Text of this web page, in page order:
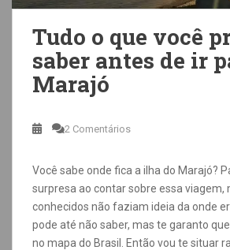
Tudo o que você
saber antes de ir
Marajó
2 Comentários
Você sabe onde fica a ilha do Marajó?
surpresa ao contar sobre essa viagem,
conhecidos não faziam ideia da onde
pode até não saber, mas te garanto
no mapa do Brasil. Então vou te situar